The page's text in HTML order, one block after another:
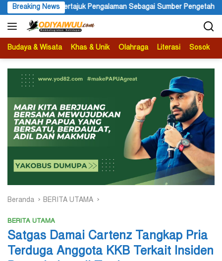
Langsung
ke
konten
Breaking NewsSebagai Sumber Pengetahuan Ketua APS
Budaya & Wisata Khas & Unik Olahraga Literasi Sosok
Beranda BERITA UTAMA
BERITA UTAMA
Satgas Damai Cartenz Tangkap Pria
Terduga Anggota KKB Terkait Insiden